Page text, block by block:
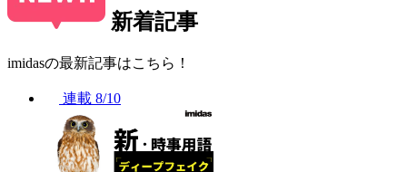
新着記事
imidasの最新記事はこちら！
連載 8/10